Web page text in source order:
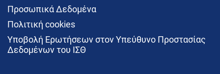
Προσωπικά Δεδομένα
Πολιτική cookies
Υποβολή Ερωτήσεων στον Υπεύθυνο Προστασίας
Δεδομένων του ΙΣΘ